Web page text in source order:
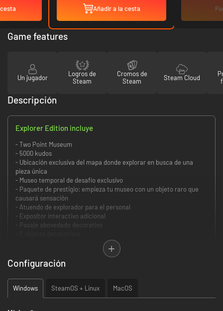
Añadir a la cesta
Game features
Un jugador
Logros de
Steam
Cromos de
Steam
Steam Cloud
Descripción
Explorer Edition incluye
- Two Point Museum
- 5000 kudos
- Ubicación exclusiva del mapa donde explorar en busca de una
pieza única
- Museo temporal de desafío exclusivo
- Paquete de prestigio: empieza tu museo con un objeto raro que
causará sensación
- Atuendo de explorador para el personal
- Expositor interactivo adicional
- Pasaje abovedado decorativo
- Tema de escritorio billete de explorador
- Diseño de helicóptero de explorador
- 3 estatuas exclusivas
- 3 diseños de suelo; 3 diseños de pared
- 3 estilos de banco
- ¡Baúl de reabastecimiento de personal que proporciona
bonificaciones adicionales tras una expedición peligrosa!
Configuración
Windows SteamOS + Linux MacOS